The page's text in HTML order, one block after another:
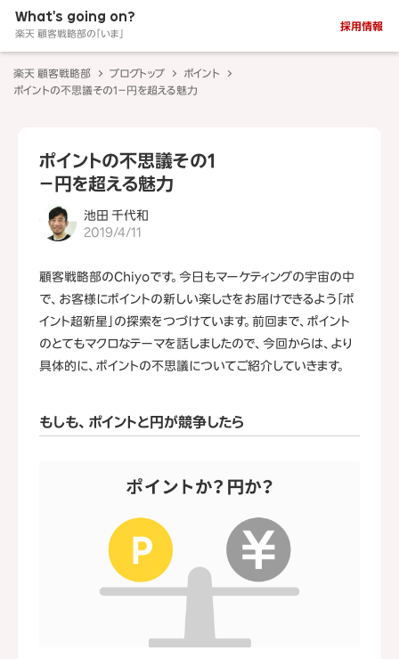
What's going on?
楽天 顧客戦略部の「いま」
採用情報
楽天 顧客戦略部 ブログトップ
ポイント
ポイントの不思議その1－円を超える魅力
ポイントの不思議その1
－円を超える魅力
池田 千代和
2019/4/11
顧客戦略部のChiyoです。今日もマーケティングの宇宙の中
で、お客様にポイントの新しい楽しさをお届けできるよう「ポ
イント超新星」の探索をつづけています。前回まで、ポイント
のとてもマクロなテーマを話しましたので、今回からは、より
具体的に、ポイントの不思議についてご紹介していきます。
もしも、ポイントと円が競争したら